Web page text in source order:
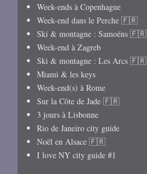
Week-ends à Copenhague
Week-end dans le Perche 🇫🇷
Ski & montagne : Samoëns 🇫🇷
Week-end à Zagreb
Ski & montagne : Les Arcs 🇫🇷
Miami & les keys
Week-end(s) à Rome
Sur la Côte de Jade 🇫🇷
3 jours à Lisbonne
Rio de Janeiro city guide
Noël en Alsace 🇫🇷
I love NY city guide #1